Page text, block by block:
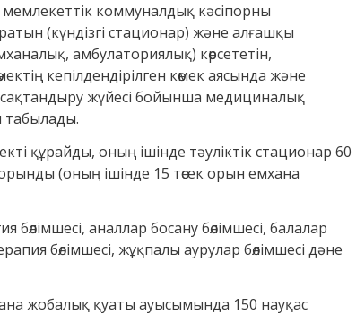
коммуналдық кәсіпорны
(күндізгі стационар) және алғашқы
амбулаториялық) көрсететін,
кепілдендірілген көмек аясында және
жүйесі бойынша медициналық
табылады.
құрайды, оның ішінде тәуліктік стационар 60
орынды (оның ішінде 15 төсек орын емхана
аналлар босану бөлімшесі, балалар
бөлімшесі, жұқпалы аурулар бөлімшесі дәне
жобалық қуаты ауысымында 150 науқас